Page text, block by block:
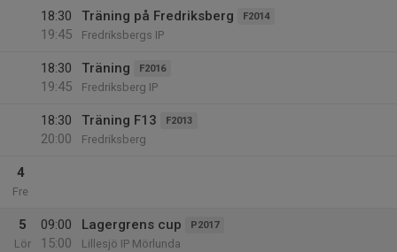
18:30
19:45
Träning på Fredriksberg F2014
Fredriksbergs IP
18:30
19:45
Träning F2016
Fredriksberg IP
18:30
20:00
Träning F13 F2013
Fredriksberg
4
Fre
5
Lör
09:00
15:00
Lagergrens cup P2017
Lillesjö IP Mörlunda